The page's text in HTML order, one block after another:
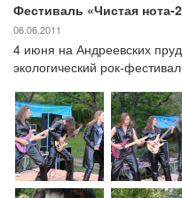
Фестиваль «Чистая нота-
06.06.2011
4 июня на Андреевских
экологический рок-